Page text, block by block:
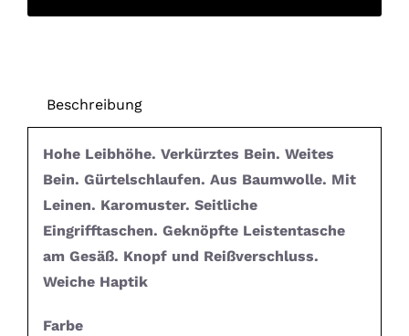
Beschreibung
Hohe Leibhöhe. Verkürztes Bein. Weites
Bein. Gürtelschlaufen. Aus Baumwolle. Mit
Leinen. Karomuster. Seitliche
Eingrifftaschen. Geknöpfte Leistentasche
am Gesäß. Knopf und Reißverschluss.
Weiche Haptik
Farbe